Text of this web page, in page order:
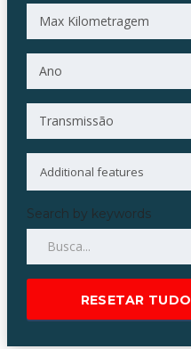
Max Kilometragem
Ano
Transmissão
Search by keywords
RESETAR TUDO